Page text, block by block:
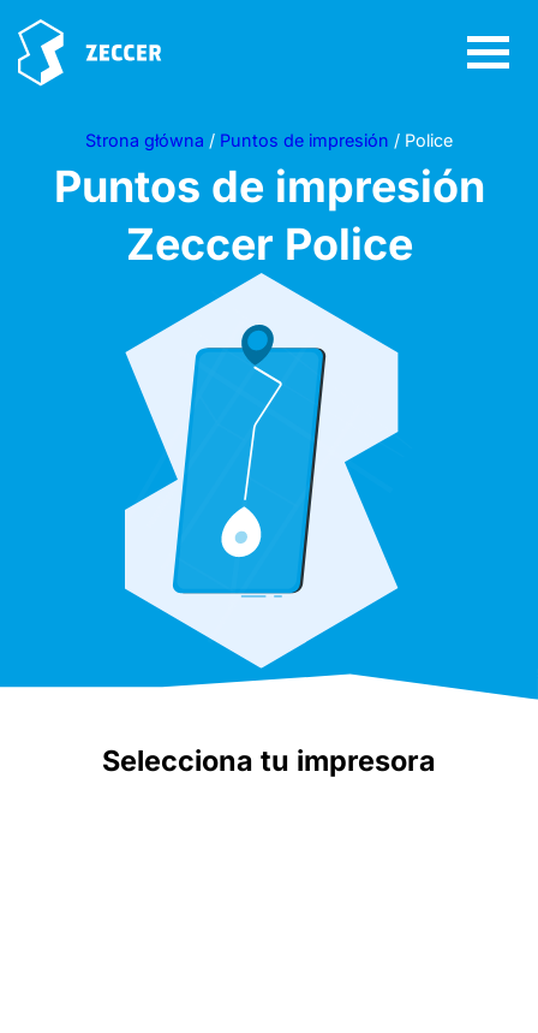
Strona główna / Puntos de impresión / Police
Puntos de impresión
Zeccer Police
Selecciona tu impresora